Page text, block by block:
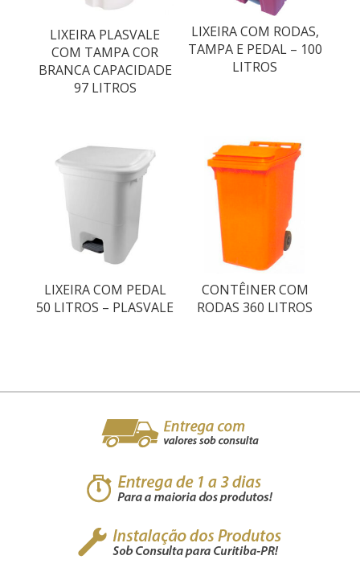
LIXEIRA PLASVALE
COM TAMPA COR
BRANCA CAPACIDADE
97 LITROS
LIXEIRA COM RODAS,
TAMPA E PEDAL – 100
LITROS
LIXEIRA COM PEDAL
50 LITROS – PLASVALE
CONTÊINER COM
RODAS 360 LITROS